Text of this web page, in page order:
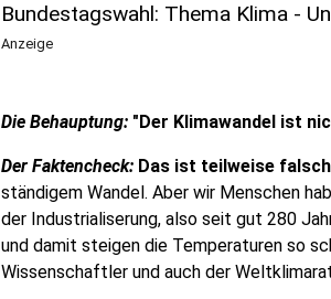
Bundestagswahl: Thema Klima -
Anzeige
Die Behauptung: "Der Klimawandel ist
Der Faktencheck: Das ist teilweise
ständigem Wandel. Aber wir Menschen
der Industrialiserung, also seit gut 280
und damit steigen die Temperaturen so
Wissenschaftler und auch der